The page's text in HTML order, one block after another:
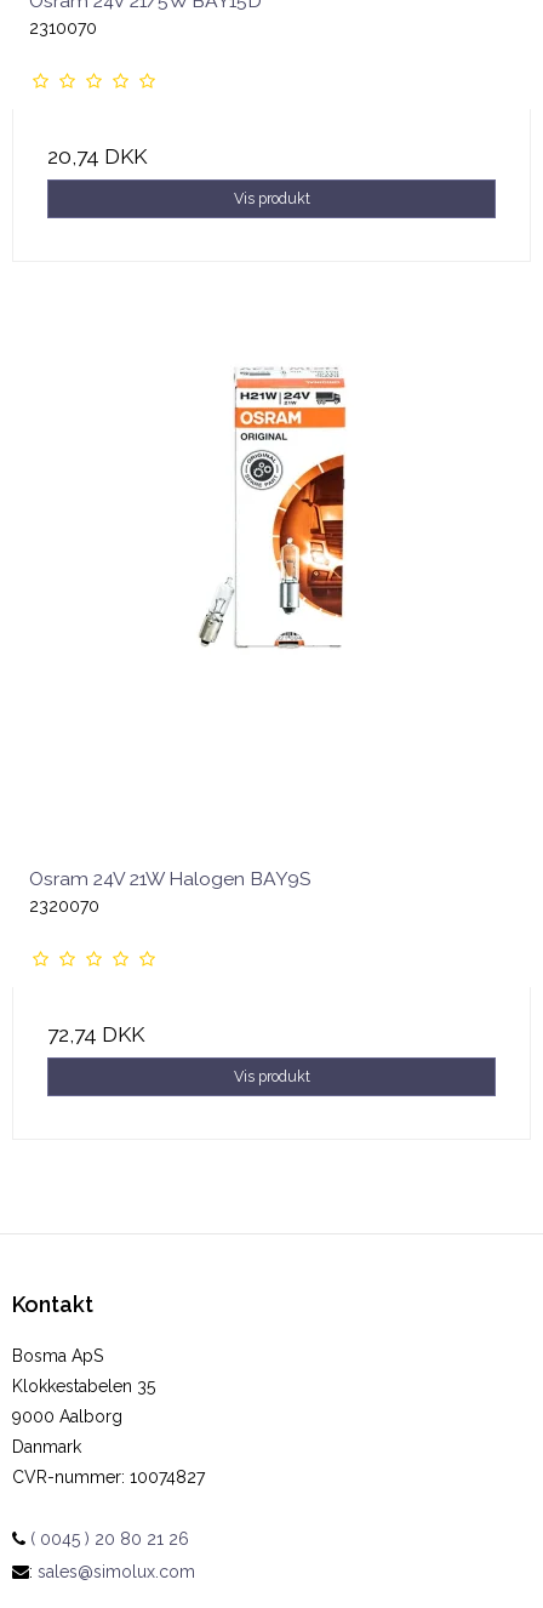
2310070
20,74 DKK
Vis produkt
Osram 24V 21W Halogen BAY9S
2320070
72,74 DKK
Vis produkt
Kontakt
Bosma ApS
Klokkestabelen 35
9000 Aalborg
Danmark
CVR-nummer: 10074827
( 0045 ) 20 80 21 26
: sales@simolux.com